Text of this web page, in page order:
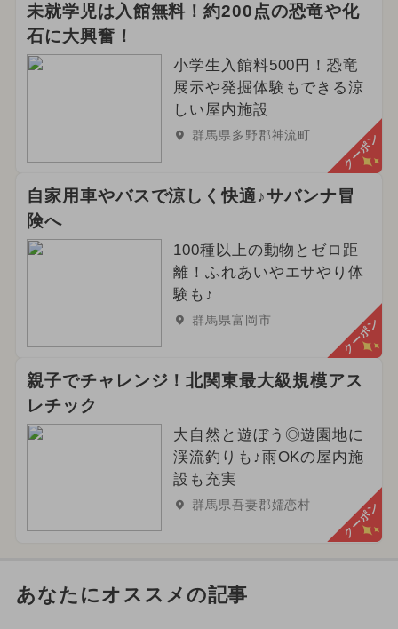
未就学児は入館無料！約200点の恐竜や化
石に大興奮！
小学生入館料500円！恐竜
展示や発掘体験もできる涼
しい屋内施設
群馬県多野郡神流町 クーポン
自家用車やバスで涼しく快適♪サバンナ冒
険へ
100種以上の動物とゼロ距
離！ふれあいやエサやり体
験も♪
群馬県富岡市 クーポン
親子でチャレンジ！北関東最大級規模アス
レチック
大自然と遊ぼう◎遊園地に
渓流釣りも♪雨OKの屋内施
設も充実
群馬県吾妻郡嬬恋村 クーポン
あなたにオススメの記事